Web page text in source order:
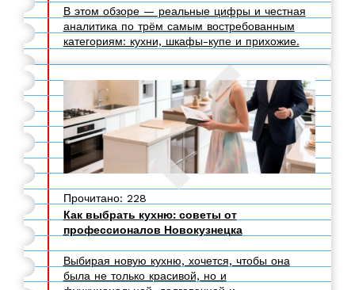
В этом обзоре — реальные цифры и честная
аналитика по трём самым востребованным
категориям: кухни, шкафы-купе и прихожие.
Прочитано: 228
Как выбрать кухню: советы от
профессионалов Новокузнецка
Выбирая новую кухню, хочется, чтобы она
была не только красивой, но и